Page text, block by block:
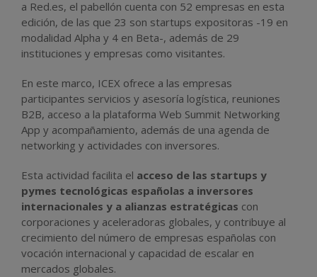
a Red.es, el pabellón cuenta con 52 empresas en esta
edición, de las que 23 son startups expositoras -19 en
modalidad Alpha y 4 en Beta-, además de 29
instituciones y empresas como visitantes.
En este marco, ICEX ofrece a las empresas
participantes servicios y asesoría logística, reuniones
B2B, acceso a la plataforma Web Summit Networking
App y acompañamiento, además de una agenda de
networking y actividades con inversores.
Esta actividad facilita el acceso de las startups y
pymes tecnológicas españolas a inversores
internacionales y a alianzas estratégicas con
corporaciones y aceleradoras globales, y contribuye al
crecimiento del número de empresas españolas con
vocación internacional y capacidad de escalar en
mercados globales.